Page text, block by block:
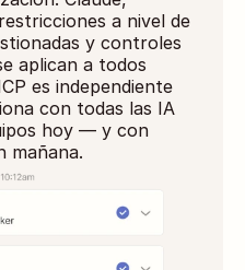
a nivel de
y controles
aplican a todos
es independiente
con todas las IA
hoy — y con
mañana.